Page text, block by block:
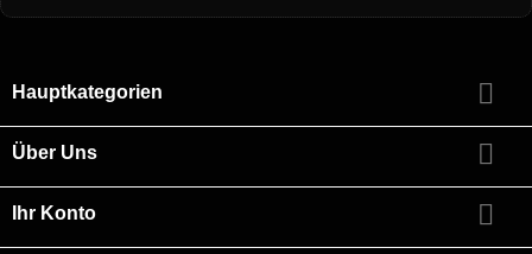
Hauptkategorien 
Über Uns 
Ihr Konto 